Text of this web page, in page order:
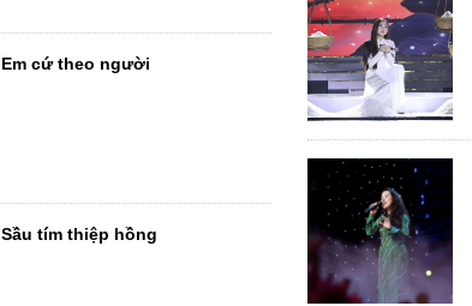
Em cứ theo người
Sầu tím thiệp hồng